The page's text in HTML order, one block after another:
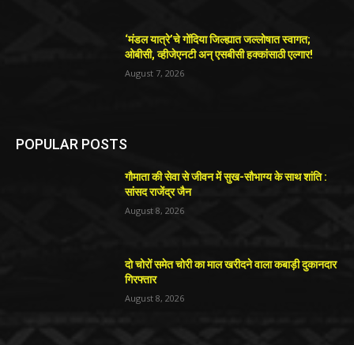
‘मंडल यात्रे’चे गोंदिया जिल्ह्यात जल्लोषात स्वागत;
ओबीसी, व्हीजेएनटी अन् एसबीसी हक्कांसाठी एल्गार!
August 7, 2026
POPULAR POSTS
गौमाता की सेवा से जीवन में सुख-सौभाग्य के साथ शांति :
सांसद राजेंद्र जैन
August 8, 2026
दो चोरों समेत चोरी का माल खरीदने वाला कबाड़ी दुकानदार
गिरफ्तार
August 8, 2026